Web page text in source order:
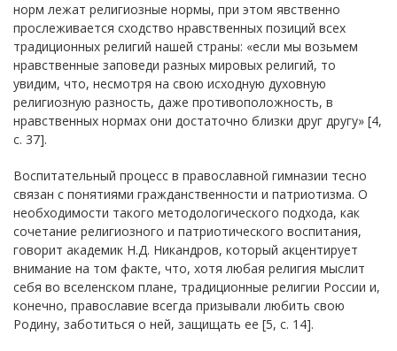
норм лежат религиозные нормы, при этом явственно
прослеживается сходство нравственных позиций всех
традиционных религий нашей страны: «если мы возьмем
нравственные заповеди разных мировых религий, то
увидим, что, несмотря на свою исходную духовную
религиозную разность, даже противоположность, в
нравственных нормах они достаточно близки друг другу» [4,
с. 37].
Воспитательный процесс в православной гимназии тесно
связан с понятиями гражданственности и патриотизма. О
необходимости такого методологического подхода, как
сочетание религиозного и патриотического воспитания,
говорит академик Н.Д. Никандров, который акцентирует
внимание на том факте, что, хотя любая религия мыслит
себя во вселенском плане, традиционные религии России и,
конечно, православие всегда призывали любить свою
Родину, заботиться о ней, защищать ее [5, с. 14].